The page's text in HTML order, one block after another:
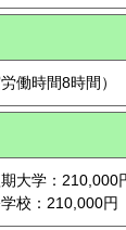
働時間8時間）
大学：
校：210,000円